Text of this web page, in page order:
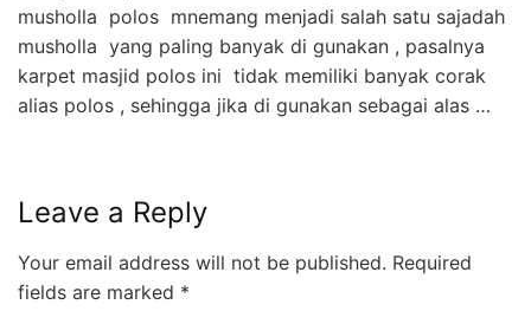
musholla polos mnemang menjadi salah satu sajadah
musholla yang paling banyak di gunakan , pasalnya
karpet masjid polos ini tidak memiliki banyak corak
alias polos , sehingga jika di gunakan sebagai alas …
Leave a Reply
Your email address will not be published. Required
fields are marked *